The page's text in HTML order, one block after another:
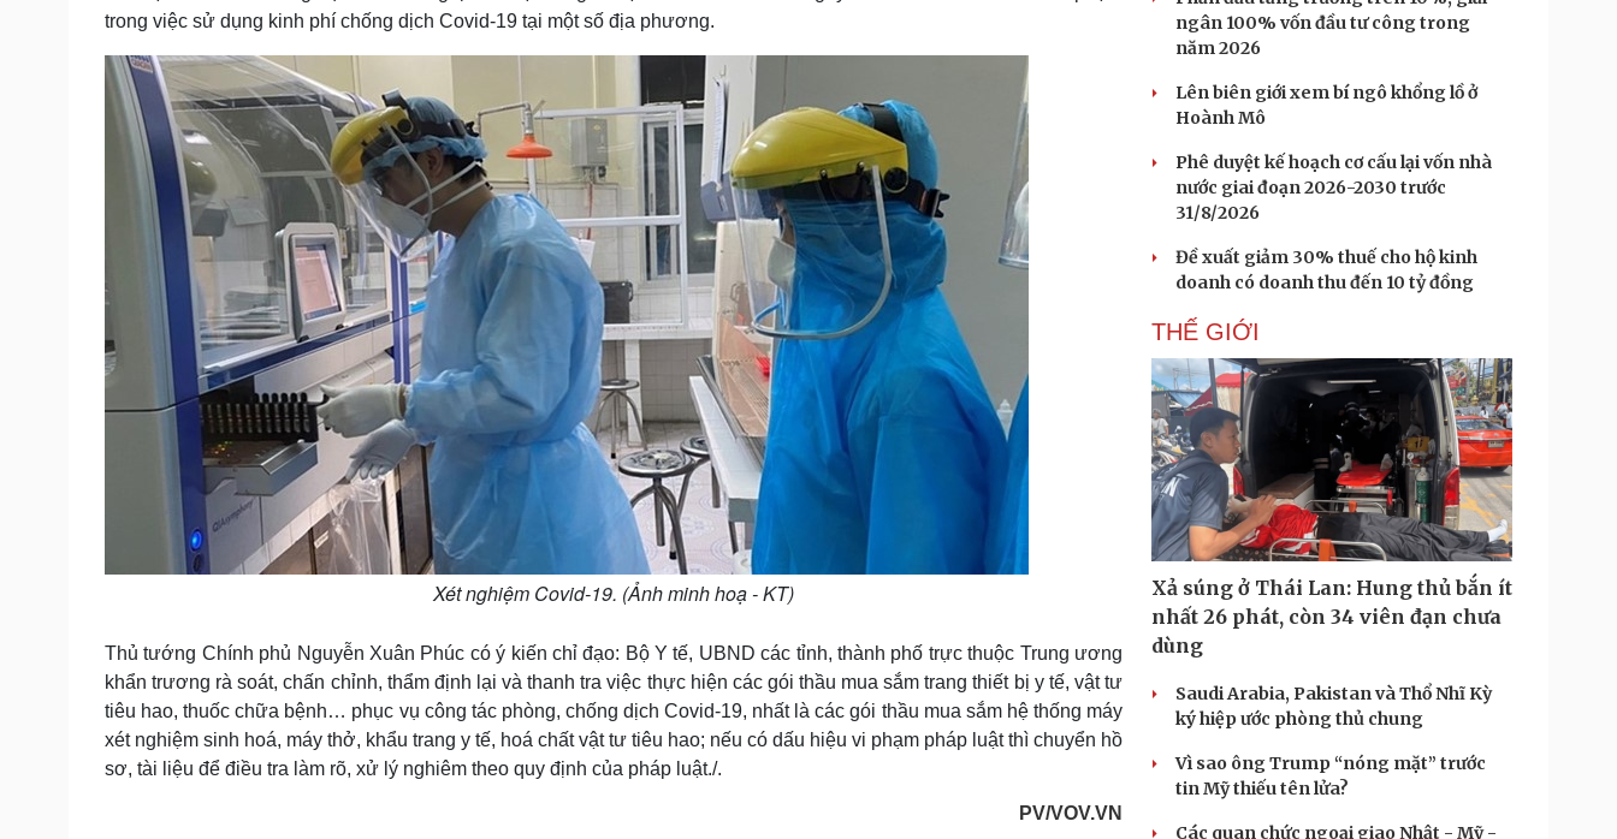
Sức khỏe
Dinh dưỡng - món ngon
Cây thuốc
Sản phụ khoa
Nhi khoa
Nam khoa
Làm đẹp - giảm cân
Phòng mạch online
Ăn sạch sống khỏe
Nhà đẹp
Tình yêu - Gia đình
Văn hóa
Sân khấu - Điện ảnh
Âm nhạc
Di sản
Giải trí
Du lịch
Podcast
Câu chuyện thời sự
Cửa sổ tình yêu
Cải chính
trong việc sử dụng kinh phí chống dịch Covid-19 tại một số địa phương.
Xét nghiệm Covid-19. (Ảnh minh hoạ - KT)
Thủ tướng Chính phủ Nguyễn Xuân Phúc có ý kiến chỉ đạo: Bộ Y tế, UBND các tỉnh, thành phố trực thuộc Trung ương
khẩn trương rà soát, chấn chỉnh, thẩm định lại và thanh tra việc thực hiện các gói thầu mua sắm trang thiết bị y tế, vật tư
tiêu hao, thuốc chữa bệnh… phục vụ công tác phòng, chống dịch Covid-19, nhất là các gói thầu mua sắm hệ thống máy
xét nghiệm sinh hoá, máy thở, khẩu trang y tế, hoá chất vật tư tiêu hao; nếu có dấu hiệu vi phạm pháp luật thì chuyển hồ
sơ, tài liệu để điều tra làm rõ, xử lý nghiêm theo quy định của pháp luật./.
PV/VOV.VN
ngân 100% vốn đầu tư công trong
năm 2026
Lên biên giới xem bí ngô khổng lồ ở
Hoành Mô
Phê duyệt kế hoạch cơ cấu lại vốn nhà
nước giai đoạn 2026-2030 trước
31/8/2026
Đề xuất giảm 30% thuế cho hộ kinh
doanh có doanh thu đến 10 tỷ đồng
THẾ GIỚI
Xả súng ở Thái Lan: Hung thủ bắn ít
nhất 26 phát, còn 34 viên đạn chưa
dùng
Saudi Arabia, Pakistan và Thổ Nhĩ Kỳ
ký hiệp ước phòng thủ chung
Vì sao ông Trump “nóng mặt” trước
tin Mỹ thiếu tên lửa?
Các quan chức ngoại giao Nhật - Mỹ -